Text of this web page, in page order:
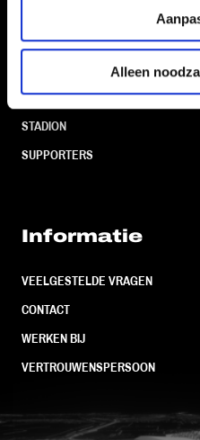
Alleen
Navigeer naar
TEAMS
STADION
SUPPORTERS
Informatie
VEELGESTELDE VRAGEN
CONTACT
WERKEN BIJ
VERTROUWENSPERSOON
FC